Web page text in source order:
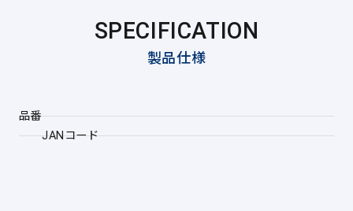
SPECIFICATION
製品仕様
品番
JANコード